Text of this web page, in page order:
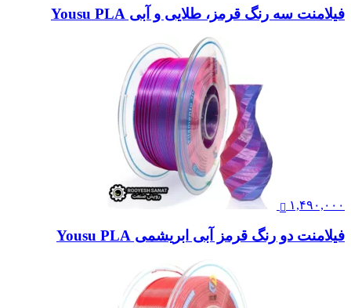
فیلامنت سه رنگ قرمز، طلایی و آبی Yousu PLA
۱,۴۹۰,۰۰۰
فیلامنت دو رنگ قرمز آبی ابریشمی Yousu PLA